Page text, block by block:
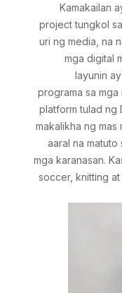
Kamakailan
project tungkol
uri ng media, na
mga digital
layunin
programa sa
platform tulad ng
makalikha ng mas
aaral na
mga karanasan.
soccer, knitting